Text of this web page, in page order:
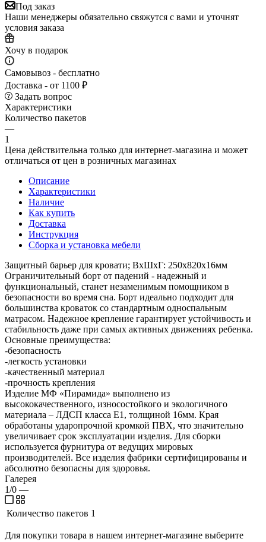
Под заказ
Наши менеджеры обязательно свяжутся с вами и уточнят
условия заказа
Хочу в подарок
Самовывоз - бесплатно
Доставка - от 1100 ₽
Задать вопрос
Характеристики
Количество пакетов
—
1
Цена действительна только для интернет-магазина и может
отличаться от цен в розничных магазинах
Описание
Характеристики
Наличие
Как купить
Доставка
Инструкция
Сборка и установка мебели
Защитный барьер для кровати; ВхШхГ: 250х820х16мм
Ограничительный борт от падений - надежный и
функциональный, станет незаменимым помощником в
безопасности во время сна. Борт идеально подходит для
большинства кроваток со стандартным односпальным
матрасом. Надежное крепление гарантирует устойчивость и
стабильность даже при самых активных движениях ребенка.
Основные преимущества:
-безопасность
-легкость установки
-качественный материал
-прочность крепления
Изделие МФ «Пирамида» выполнено из
высококачественного, износостойкого и экологичного
материала – ЛДСП класса Е1, толщиной 16мм. Края
обработаны ударопрочной кромкой ПВХ, что значительно
увеличивает срок эксплуатации изделия. Для сборки
используется фурнитура от ведущих мировых
производителей. Все изделия фабрики сертифицированы и
абсолютно безопасны для здоровья.
Галерея
1/0 —
Количество пакетов 1
Для покупки товара в нашем интернет-магазине выберите